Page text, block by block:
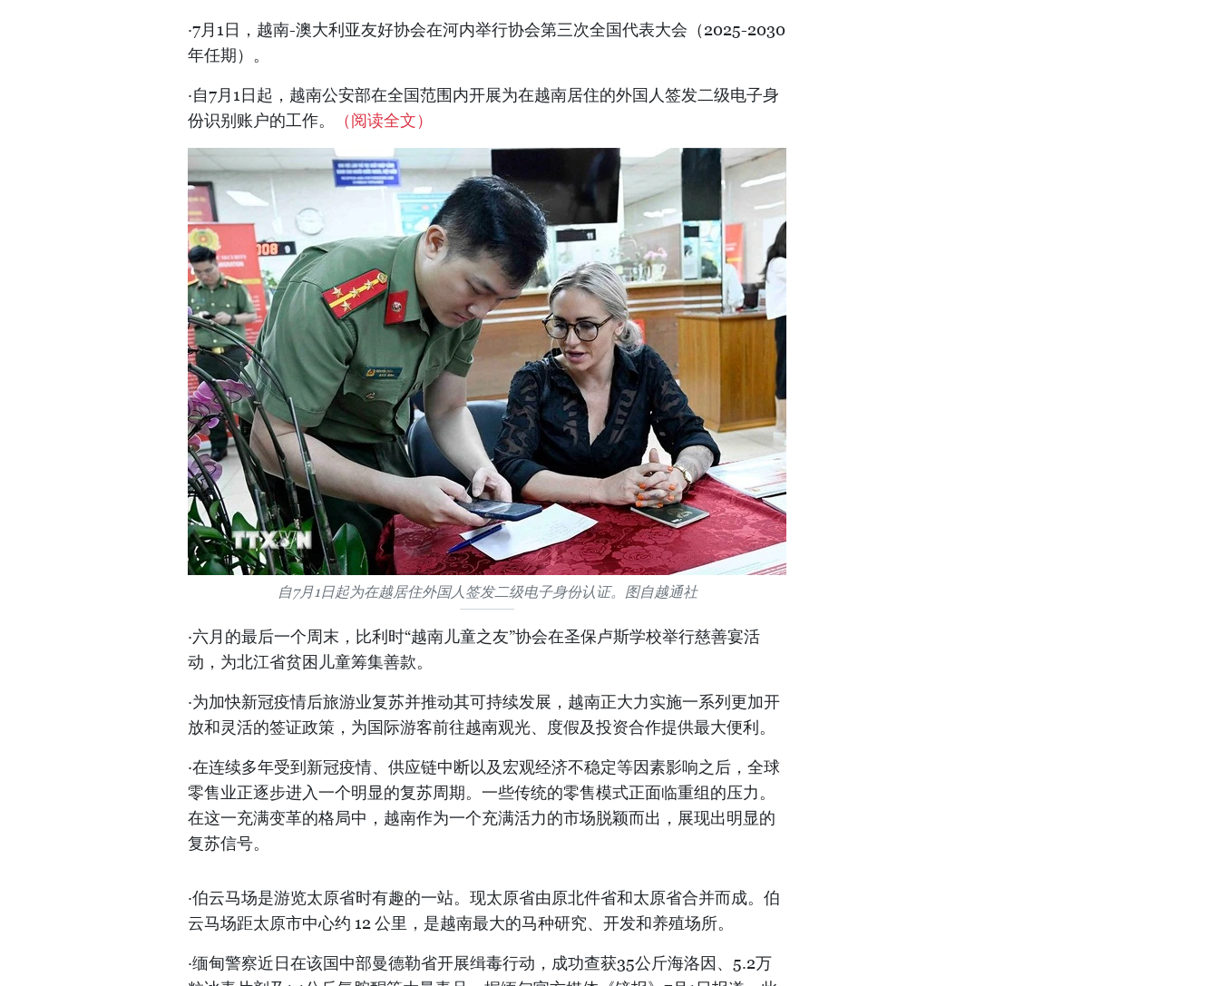
·7月1日，越南-澳大利亚友好协会在河内举行协会第三次全国代表大会（2025-2030
年任期）。
·自7月1日起，越南公安部在全国范围内开展为在越南居住的外国人签发二级电子身
份识别账户的工作。
（阅读全文）
自7月1日起为在越居住外国人签发二级电子身份认证。图自越通社
·六月的最后一个周末，比利时“越南儿童之友”协会在圣保卢斯学校举行慈善宴活
动，为北江省贫困儿童筹集善款。
·为加快新冠疫情后旅游业复苏并推动其可持续发展，越南正大力实施一系列更加开
放和灵活的签证政策，为国际游客前往越南观光、度假及投资合作提供最大便利。
·在连续多年受到新冠疫情、供应链中断以及宏观经济不稳定等因素影响之后，全球
零售业正逐步进入一个明显的复苏周期。一些传统的零售模式正面临重组的压力。
在这一充满变革的格局中，越南作为一个充满活力的市场脱颖而出，展现出明显的
复苏信号。
·伯云马场是游览太原省时有趣的一站。现太原省由原北件省和太原省合并而成。伯
云马场距太原市中心约 12 公里，是越南最大的马种研究、开发和养殖场所。
·缅甸警察近日在该国中部曼德勒省开展缉毒行动，成功查获35公斤海洛因、5.2万